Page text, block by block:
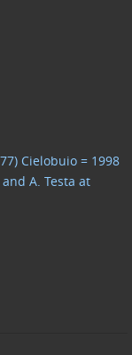
Cielobuio = 1998
A. Testa at